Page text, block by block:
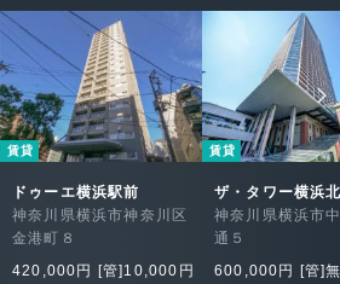
賃貸
ドゥーエ横浜駅前
神奈川県横浜市神奈川区
金港町８
420,000円 [管]10,000円
賃貸
ザ・タワー横浜
神奈川県横浜市
通５
600,000円 [管]